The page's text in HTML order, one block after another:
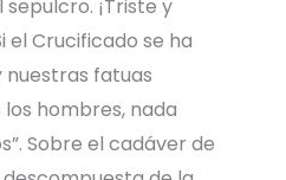
¡Triste y
el Crucificado se ha
nuestras fatuas
hombres, nada
Sobre el cadáver de